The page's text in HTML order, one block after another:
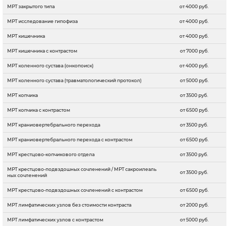
МРТ закрытого типа от 4000 руб.
МРТ исследование гипофиза от 4000 руб.
МРТ кишечника от 4000 руб.
МРТ кишечника с контрастом от 7000 руб.
МРТ коленного сустава (онкопоиск) от 4000 руб.
МРТ коленного сустава (травматологический протокол) от 5000 руб.
МРТ копчика от 3500 руб.
МРТ копчика с контрастом от 6500 руб.
МРТ краниовертебрального перехода от 3500 руб.
МРТ краниовертебрального перехода с контрастом от 6500 руб.
МРТ крестцово-копчикового отдела от 3500 руб.
МРТ крестцово-подвздошных сочленений / МРТ сакроилеаль
ных сочленений
от 3500 руб.
МРТ крестцово-подвздошных сочленений с контрастом от 6500 руб.
МРТ лимфатических узлов без стоимости контраста от 2000 руб.
МРТ лимфатических узлов с контрастом от 5000 руб.